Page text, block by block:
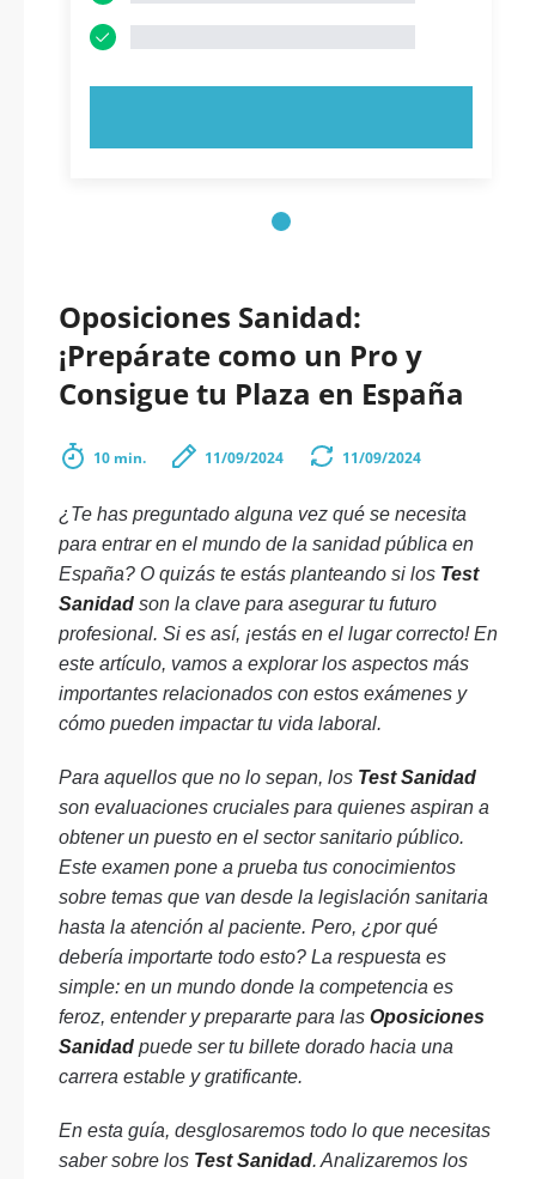
Oposiciones Sanidad:
¡Prepárate como un Pro y
Consigue tu Plaza en España
10 min. 11/09/2024 11/09/2024
¿Te has preguntado alguna vez qué se necesita
para entrar en el mundo de la sanidad pública en
España? O quizás te estás planteando si los Test
Sanidad son la clave para asegurar tu futuro
profesional. Si es así, ¡estás en el lugar correcto! En
este artículo, vamos a explorar los aspectos más
importantes relacionados con estos exámenes y
cómo pueden impactar tu vida laboral.
Para aquellos que no lo sepan, los Test Sanidad
son evaluaciones cruciales para quienes aspiran a
obtener un puesto en el sector sanitario público.
Este examen pone a prueba tus conocimientos
sobre temas que van desde la legislación sanitaria
hasta la atención al paciente. Pero, ¿por qué
debería importarte todo esto? La respuesta es
simple: en un mundo donde la competencia es
feroz, entender y prepararte para las Oposiciones
Sanidad puede ser tu billete dorado hacia una
carrera estable y gratificante.
En esta guía, desglosaremos todo lo que necesitas
saber sobre los Test Sanidad. Analizaremos los